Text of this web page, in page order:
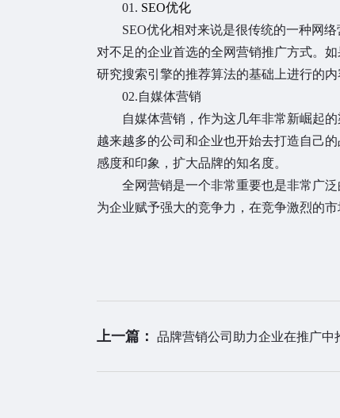
01. SEO优化
SEO优化相对来说是很传统的一种网
对不足的企业首选的全网营销推广方式。
研究搜索引擎的推荐算法的基础上进行的
02.自媒体营销
自媒体营销，作为这几年非常新崛起
越来越多的公司和企业也开始去打造自己
感度和印象，扩大品牌的知名度。
全网营销是一个非常重要也是非常广
为企业赋予强大的竞争力，在竞争激烈的市
上一篇： 品牌营销公司助力企业在推广中